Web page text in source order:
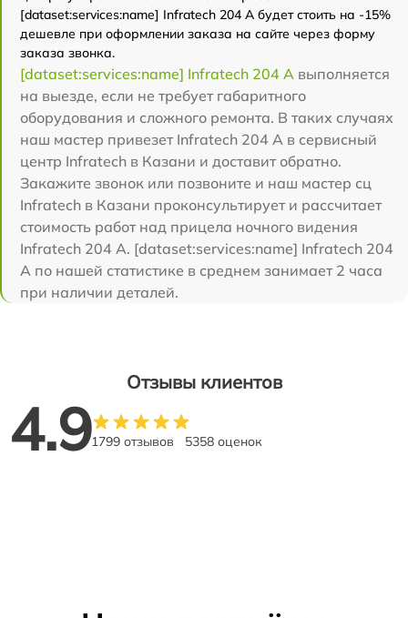
[dataset:services:name] Infratech 204 А будет стоить на -15%
дешевле при оформлении заказа на сайте через форму
заказа звонка.
[dataset:services:name] Infratech 204 А выполняется
на выезде, если не требует габаритного
оборудования и сложного ремонта. В таких случаях
наш мастер привезет Infratech 204 А в сервисный
центр Infratech в Казани и доставит обратно.
Закажите звонок или позвоните и наш мастер сц
Infratech в Казани проконсультирует и рассчитает
стоимость работ над прицела ночного видения
Infratech 204 А. [dataset:services:name] Infratech 204
А по нашей статистике в среднем занимает 2 часа
при наличии деталей.
Отзывы клиентов
4.91799 отзывов 5358 оценок